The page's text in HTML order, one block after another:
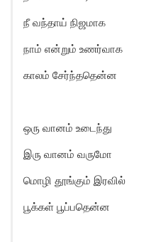
நீ வந்தாய் நிஜமாக
நாம் என்றும் உணர்வாக
காலம் சேர்ந்ததென்ன
ஒரு வானம் உடைந்து
இரு வானம் வருமோ
மொழி தூங்கும் இரவில்
பூக்கள் பூப்பதென்ன